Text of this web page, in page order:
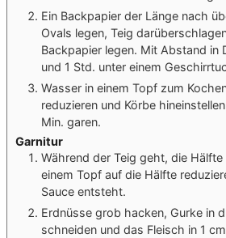
Ein Backpapier der Länge nach
Ovals legen, Teig
Backpapier legen. Mit Abstand in
und 1 Std. unter einem
Wasser in einem Topf zum
reduzieren und Körbe
Min. garen.
Garnitur
Während der Teig geht, die
einem Topf auf die Hälfte
Sauce entsteht.
Erdnüsse grob hacken, Gurke in
schneiden und das Fleisch in 1